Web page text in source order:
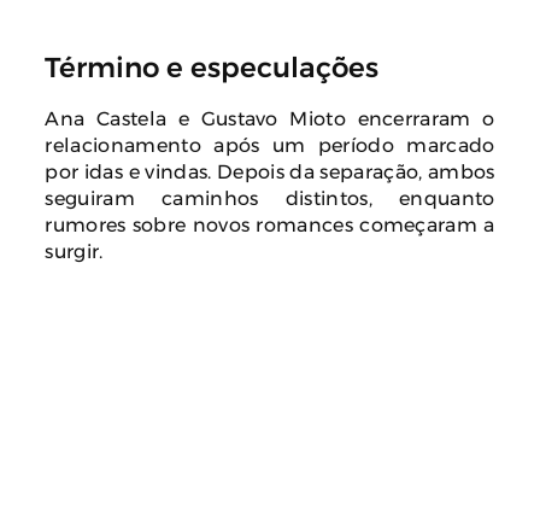
Término e especulações
Ana Castela e Gustavo Mioto encerraram o
relacionamento após um período marcado
por idas e vindas. Depois da separação, ambos
seguiram caminhos distintos, enquanto
rumores sobre novos romances começaram a
surgir.